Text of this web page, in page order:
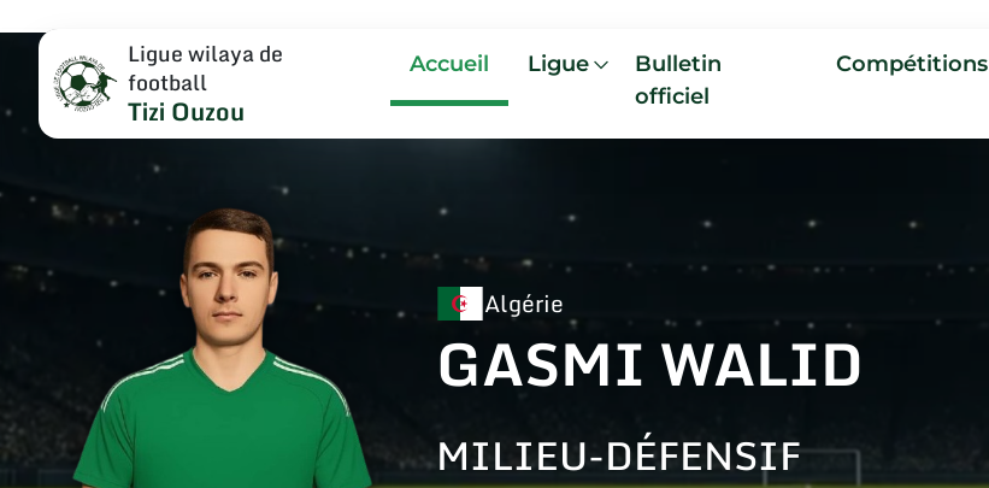
Ligue wilaya de
football
Tizi Ouzou
Accueil Ligue
Bulletin
officiel
Compétitions
Algérie
GASMI WALID
MILIEU-DÉFENSIF